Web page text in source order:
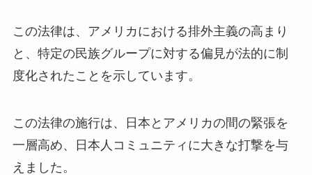
この法律は、アメリカにおける排外主義の高まり
と、特定の民族グループに対する偏見が法的に制
度化されたことを示しています。
この法律の施行は、日本とアメリカの間の緊張を
一層高め、日本人コミュニティに大きな打撃を与
えました。